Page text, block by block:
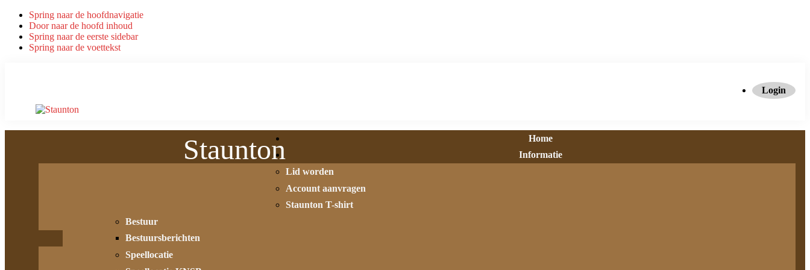
Spring naar de hoofdnavigatie
Door naar de hoofd inhoud
Spring naar de eerste sidebar
Spring naar de voettekst
Login
Staunton
Home
Informatie
Lid worden
Account aanvragen
Staunton T-shirt
Bestuur
Bestuursberichten
Speellocatie